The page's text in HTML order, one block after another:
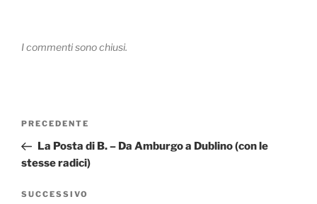
I commenti sono chiusi.
Navigazione
Articolo
precedente:
PRECEDENTE
La Posta di B. – Da Amburgo a Dublino (con le
stesse radici)
Articolo
SUCCESSIVO